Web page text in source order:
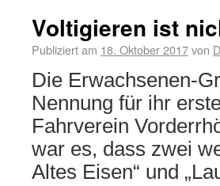
Voltigieren ist
Publiziert am 18. Oktober 2017von
Die Erwachsenen-
Nennung für ihr
Fahrverein
war es, dass zwei
Altes Eisen“ und